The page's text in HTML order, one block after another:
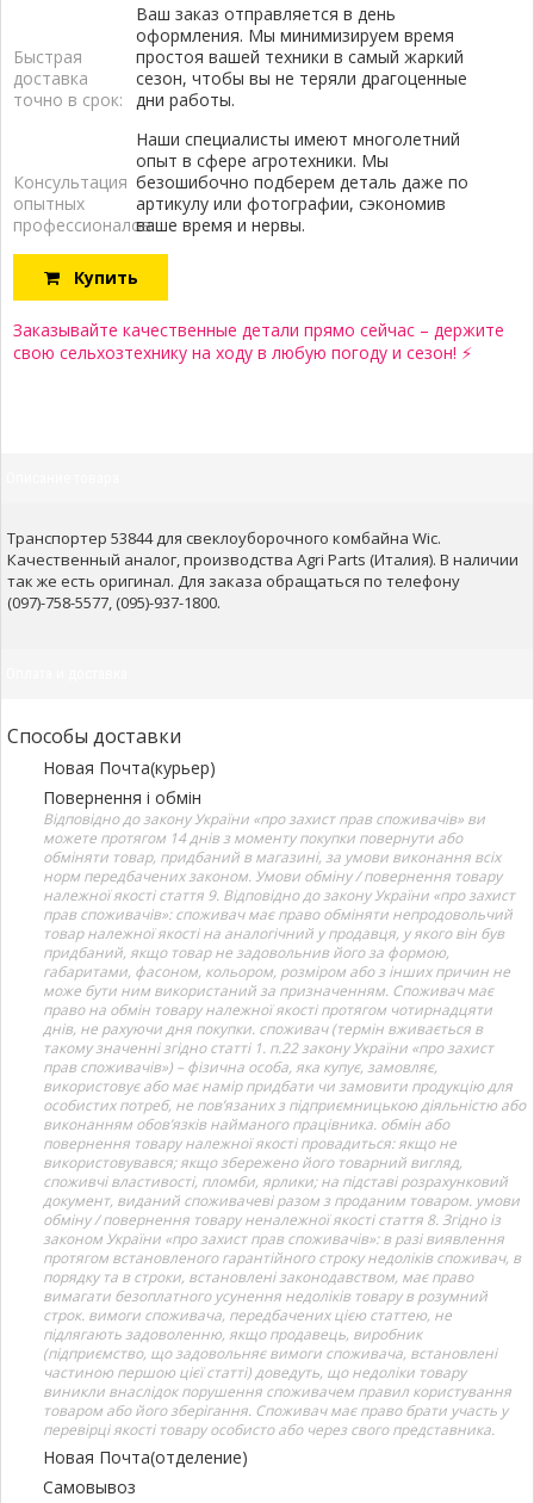
Быстрая
доставка
точно в срок:
Ваш заказ отправляется в день
оформления. Мы минимизируем время
простоя вашей техники в самый жаркий
сезон, чтобы вы не теряли драгоценные
дни работы.
Консультация
опытных
профессионалов:
Наши специалисты имеют многолетний
опыт в сфере агротехники. Мы
безошибочно подберем деталь даже по
артикулу или фотографии, сэкономив
ваше время и нервы.
Купить
Заказывайте качественные детали прямо сейчас – держите
свою сельхозтехнику на ходу в любую погоду и сезон! ⚡
Транспортер 53844 для свеклоуборочного комбайна Wic.
Качественный аналог, производства Agri Parts (Италия). В наличии
так же есть оригинал. Для заказа обращаться по телефону
(097)-758-5577, (095)-937-1800.
Способы доставки
Новая Почта(курьер)
Повернення і обмін
Відповідно до закону України «про захист прав споживачів» ви
можете протягом 14 днів з моменту покупки повернути або
обміняти товар, придбаний в магазині, за умови виконання всіх
норм передбачених законом. Умови обміну / повернення товару
належної якості стаття 9. Відповідно до закону України «про захист
прав споживачів»: споживач має право обміняти непродовольчий
товар належної якості на аналогічний у продавця, у якого він був
придбаний, якщо товар не задовольнив його за формою,
габаритами, фасоном, кольором, розміром або з інших причин не
може бути ним використаний за призначенням. Споживач має
право на обмін товару належної якості протягом чотирнадцяти
днів, не рахуючи дня покупки. споживач (термін вживається в
такому значенні згідно статті 1. п.22 закону України «про захист
прав споживачів») – фізична особа, яка купує, замовляє,
використовує або має намір придбати чи замовити продукцію для
особистих потреб, не пов’язаних з підприємницькою діяльністю або
виконанням обов’язків найманого працівника. обмін або
повернення товару належної якості провадиться: якщо не
використовувався; якщо збережено його товарний вигляд,
споживчі властивості, пломби, ярлики; на підставі розрахунковий
документ, виданий споживачеві разом з проданим товаром. умови
обміну / повернення товару неналежної якості стаття 8. Згідно із
законом України «про захист прав споживачів»: в разі виявлення
протягом встановленого гарантійного строку недоліків споживач, в
порядку та в строки, встановлені законодавством, має право
вимагати безоплатного усунення недоліків товару в розумний
строк. вимоги споживача, передбачених цією статтею, не
підлягають задоволенню, якщо продавець, виробник
(підприємство, що задовольняє вимоги споживача, встановлені
частиною першою цієї статті) доведуть, що недоліки товару
виникли внаслідок порушення споживачем правил користування
товаром або його зберігання. Споживач має право брати участь у
перевірці якості товару особисто або через свого представника.
Новая Почта(отделение)
Самовывоз